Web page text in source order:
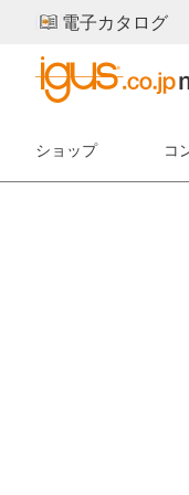
電子カタログ
ショップ コ